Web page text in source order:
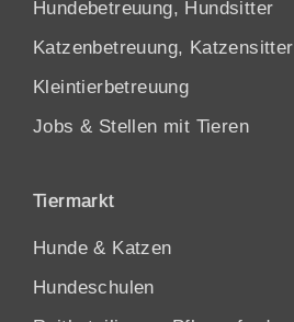
Hundebetreuung, Hundsitter
Katzenbetreuung, Katzensitter
Kleintierbetreuung
Jobs & Stellen mit Tieren
Tiermarkt
Hunde & Katzen
Hundeschulen